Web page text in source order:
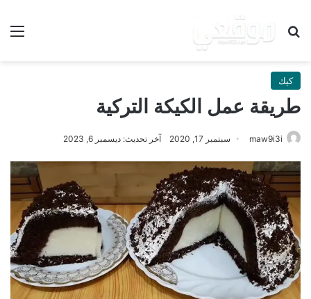
بحث عن
كيك
طريقة عمل الكيكة التركية
maw9i3i سبتمبر 17, 2020 آخر تحديث: ديسمبر 6, 2023